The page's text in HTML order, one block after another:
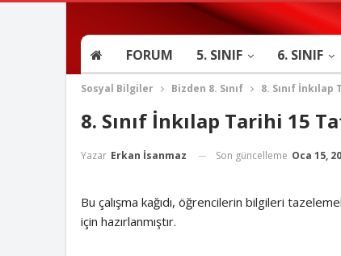
FORUM 5. SINIF 6. SINIF
Sosyal Bilgiler Bizden 8. Sınıf 8. Sınıf
8. Sınıf İnkılap Tarihi 15
Yazar Erkan İsanmaz Son güncelleme Oca 15,
Bu çalışma kağıdı, öğrencilerin bilgileri
için hazırlanmıştır.